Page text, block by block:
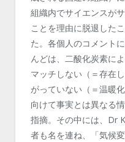
組織内でサイエンスが
ことを理由に脱退した
た。各個人のコメント
んどは、二酸化炭素に
マッチしない（＝存在
がっていない（＝温暖
向けて事実とは異なる
指摘。その中には、 Dr
者も名を連ね、「気候